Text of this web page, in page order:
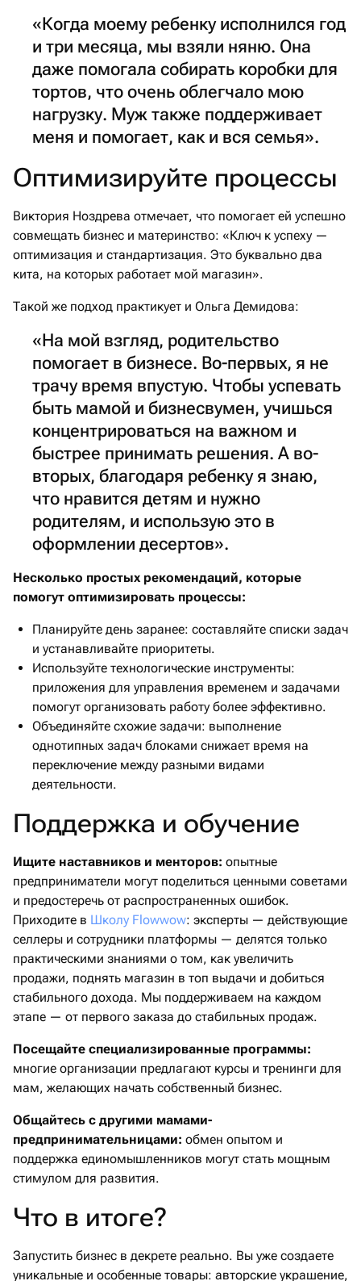
«Когда моему ребенку исполнился год
и три месяца, мы взяли няню. Она
даже помогала собирать коробки для
тортов, что очень облегчало мою
нагрузку. Муж также поддерживает
меня и помогает, как и вся семья».
Оптимизируйте процессы
Виктория Ноздрева отмечает, что помогает ей успешно
совмещать бизнес и материнство: «​Ключ к успеху —
оптимизация и стандартизация. Это буквально два
кита, на которых работает мой магазин».​
Такой же подход практикует и Ольга Демидова:
«На мой взгляд, родительство
помогает в бизнесе. Во-первых, я не
трачу время впустую. Чтобы успевать
быть мамой и бизнесвумен, учишься
концентрироваться на важном и
быстрее принимать решения. А во-
вторых, благодаря ребенку я знаю,
что нравится детям и нужно
родителям, и использую это в
оформлении десертов».
Несколько простых рекомендаций, которые
помогут оптимизировать процессы:
Планируйте день заранее: составляйте списки задач
и устанавливайте приоритеты.​
Используйте технологические инструменты:
приложения для управления временем и задачами
помогут организовать работу более эффективно.​
Объединяйте схожие задачи: выполнение
однотипных задач блоками снижает время на
переключение между разными видами
деятельности.​
Поддержка и обучение
Ищите наставников и менторов: опытные
предприниматели могут поделиться ценными советами
и предостеречь от распространенных ошибок.​
Приходите в Школу Flowwow: эксперты — действующие
селлеры и сотрудники платформы — делятся только
практическими знаниями о том, как увеличить
продажи, поднять магазин в топ выдачи и добиться
стабильного дохода. Мы поддерживаем на каждом
этапе — от первого заказа до стабильных продаж.
Посещайте специализированные программы:
многие организации предлагают курсы и тренинги для
мам, желающих начать собственный бизнес.​
Общайтесь с другими мамами-
предпринимательницами: обмен опытом и
поддержка единомышленников могут стать мощным
стимулом для развития.​
Что в итоге?
Запустить бизнес в декрете реально. Вы уже создаете
уникальные и особенные товары: авторские украшение,